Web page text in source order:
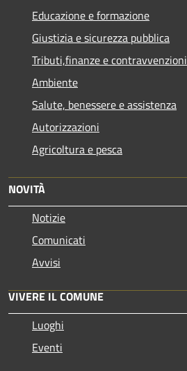
Educazione e formazione
Giustizia e sicurezza pubblica
Tributi,finanze e contravvenzioni
Ambiente
Salute, benessere e assistenza
Autorizzazioni
Agricoltura e pesca
NOVITÀ
Notizie
Comunicati
Avvisi
VIVERE IL COMUNE
Luoghi
Eventi